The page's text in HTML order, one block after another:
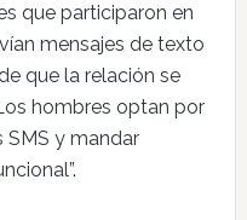
que participaron en
mensajes de texto
que la relación se
hombres optan por
SMS y mandar